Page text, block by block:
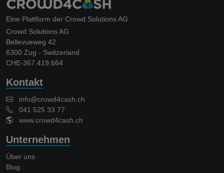
Eine Plattform der Crowd Solutions AG
Crowd Solutions AG
Bellevueweg 42
6300 Zug - Switzerland
CHE-367.419.664
Kontakt
info@crowd4cash.ch
041 525 33 77
www.crowd4cash.ch
Unternehmen
Über uns
Blog